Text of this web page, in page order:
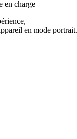
en mode portrait.